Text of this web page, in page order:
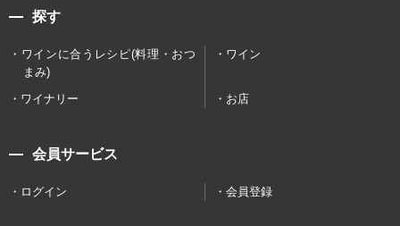
探す
ワインに合うレシピ(料理・おつ
まみ)
ワイン
ワイナリー お店
会員サービス
ログイン 会員登録